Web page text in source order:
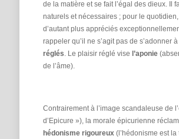
de la matière et se fait l’égal des dieux. Il
naturels et nécessaires ; pour le
d’autant plus appréciés
rappeler qu’il ne s’agit pas de
réglés. Le plaisir réglé vise l’aponie
de l’âme).
Contrairement à l’image scandaleuse de
d’Epicure »), la morale épicurienne
hédonisme rigoureux (l’hédonisme est